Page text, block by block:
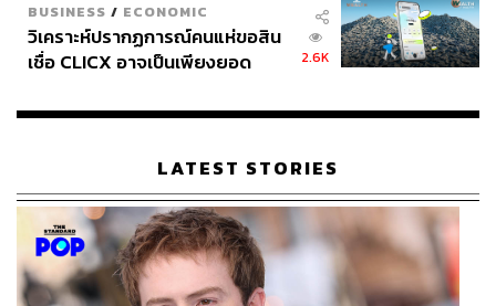
BUSINESS / ECONOMIC
วิเคราะห์ปรากฏการณ์คนแห่ขอสิน
เชื่อ CLICX อาจเป็นเพียงยอด
เรือนไทยที่ถูกซุกไว้
2.6K
LATEST STORIES